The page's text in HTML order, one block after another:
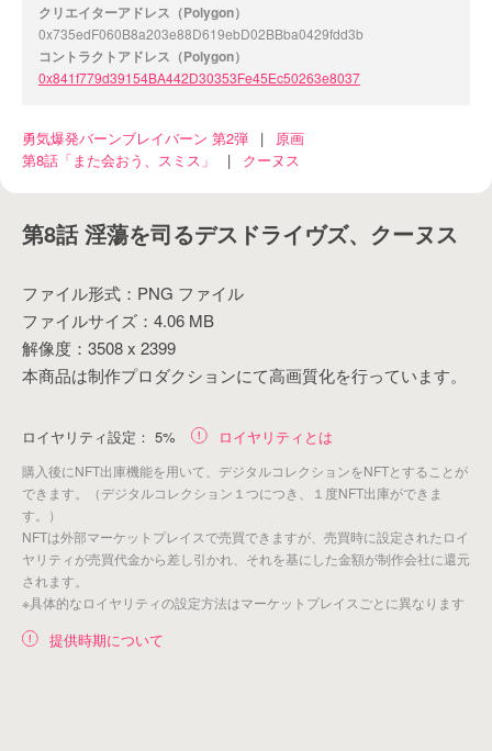
クリエイターアドレス（Polygon）
0x735edF060B8a203e88D619ebD02BBba0429fdd3b
コントラクトアドレス（Polygon）
0x841f779d39154BA442D30353Fe45Ec50263e8037
勇気爆発バーンブレイバーン 第2弾 |
原画
第8話「また会おう、スミス」
| クーヌス
第8話 淫蕩を司るデスドライヴズ、クーヌス
ファイル形式：PNG ファイル
ファイルサイズ：4.06 MB
解像度：3508 x 2399
本商品は制作プロダクションにて高画質化を行っています。
ロイヤリティ設定： 5% ロイヤリティとは
購入後にNFT出庫機能を用いて、デジタルコレクションをNFTとすることが
できます。（デジタルコレクション１つにつき、１度NFT出庫ができま
す。）
NFTは外部マーケットプレイスで売買できますが、売買時に設定されたロイ
ヤリティが売買代金から差し引かれ、それを基にした金額が制作会社に還元
されます。
※具体的なロイヤリティの設定方法はマーケットプレイスごとに異なります
提供時期について